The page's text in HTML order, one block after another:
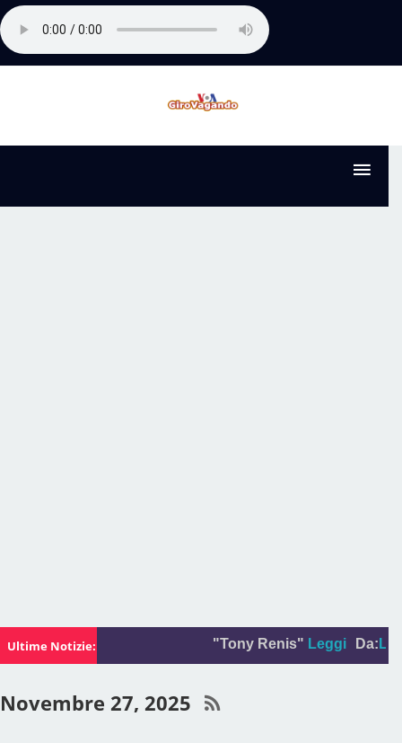
Ultime Notizie: "Tony Renis" Leggi Da: La
Novembre 27, 2025